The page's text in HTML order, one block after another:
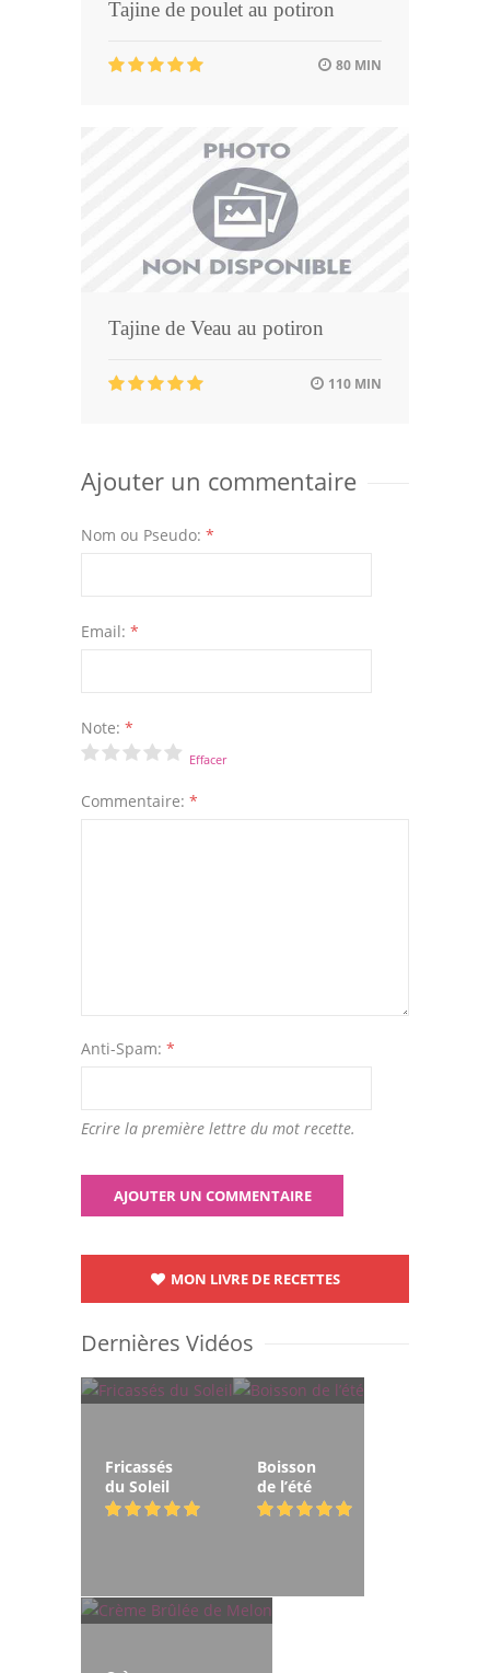
Tajine de poulet au potiron
80 MIN
Tajine de Veau au potiron
110 MIN
Ajouter un commentaire
Nom ou Pseudo: *
Email: *
Note: *
Effacer
Commentaire: *
Anti-Spam: *
Ecrire la première lettre du mot recette.
MON LIVRE DE RECETTES
Dernières Vidéos
Fricassés
du Soleil
Boisson
de l’été